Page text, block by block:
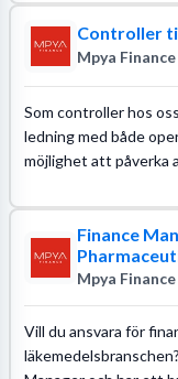
Controller
Mpya Finance
Som controller hos
ledning med både
möjlighet att påverka
Finance
Mpya Finance
Vill du ansvara för